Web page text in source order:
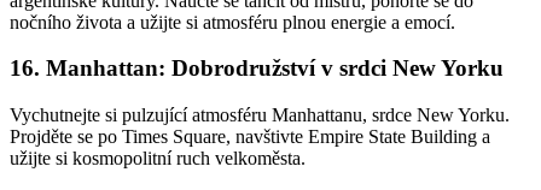
nočního života a užijte si atmosféru plnou energie a emocí.
16. Manhattan: Dobrodružství v srdci New Yorku
Vychutnejte si pulzující atmosféru Manhattanu, srdce New Yorku.
Projděte se po Times Square, navštivte Empire State Building a
užijte si kosmopolitní ruch velkoměsta.